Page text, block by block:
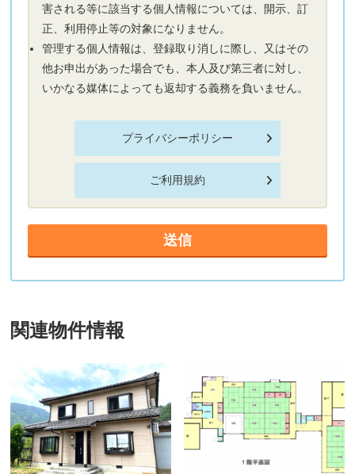
害される等に該当する個人情報については、開示、訂
正、利用停止等の対象になりません。
管理する個人情報は、登録取り消しに際し、又はその
他お申出があった場合でも、本人及び第三者に対し、
いかなる媒体によっても返却する義務を負いません。
プライバシーポリシー
ご利用規約
関連物件情報